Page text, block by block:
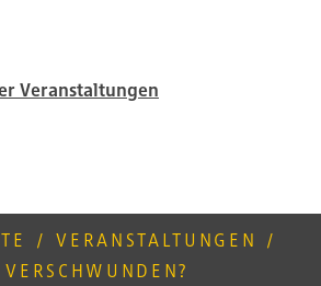
Veranstaltungen
/ VERANSTALTUNGEN
/
VERSCHWUNDEN?